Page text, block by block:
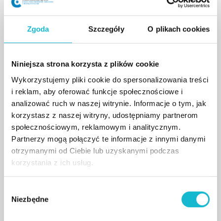
Zgoda Szczegóły O plikach cookies
Niniejsza strona korzysta z plików cookie
Wykorzystujemy pliki cookie do spersonalizowania treści
i reklam, aby oferować funkcje społecznościowe i
analizować ruch w naszej witrynie. Informacje o tym, jak
korzystasz z naszej witryny, udostępniamy partnerom
społecznościowym, reklamowym i analitycznym.
Partnerzy mogą połączyć te informacje z innymi danymi
otrzymanymi od Ciebie lub uzyskanymi podczas
korzystania z ich usług.
Niezbędne
BHP
Uczestnicy studiów będą wiedzieć jak stosować w
praktyce metody oceny ryzyka zawodowego w
określać ich tak zwany poziom akceptowalności. W
konsekwencji słuchacz studiów będzie przygotowany do
prowadzenia analiz wypadków przy pracy, ustalania ich
przyczyn i okoliczności zgodnie z obowiązującą
metodyką postępowania. Program zajęć odnosi się
również do szczególnych problemów BHP w
ustawodawstwie pracy, przedstawia ponadto aspekty
ochrony przeciwpożarowej (ppoż) oraz przedstawia
metody udzielania pomocy w stanach zagrożenia życia.
dr Stanisław Wieczorek